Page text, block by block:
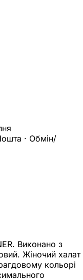
· Обмін/
Виконано з
Жіночий халат
кольорі